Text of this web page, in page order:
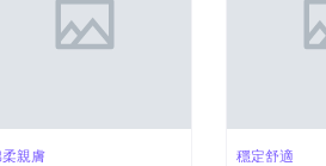
親膚 穩定舒適